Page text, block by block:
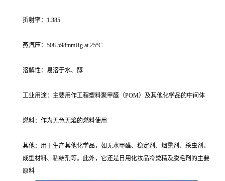
折射率：1.385
蒸汽压：508.598mmHg at 25°C
溶解性：易溶于水、醇
工业用途：主要用作工程塑料聚甲醛（POM）及其他化学品的中间体
燃料：作为无色无焰的燃料使用
其他：用于生产其他化学品，如无水甲醛、稳定剂、烟熏剂、杀虫剂、
成型材料、粘结剂等。此外，它还是日用化妆品冷烫精及脱毛剂的主要
原料